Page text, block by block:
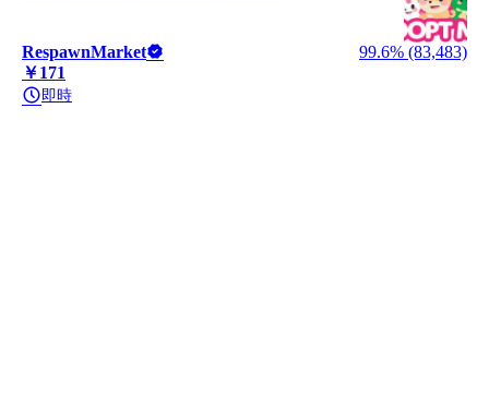
RespawnMarket
99.6% (83,483)
￥171
即時